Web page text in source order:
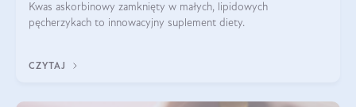
Kwas askorbinowy zamknięty w małych, lipidowych
pęcherzykach to innowacyjny suplement diety.
CZYTAJ